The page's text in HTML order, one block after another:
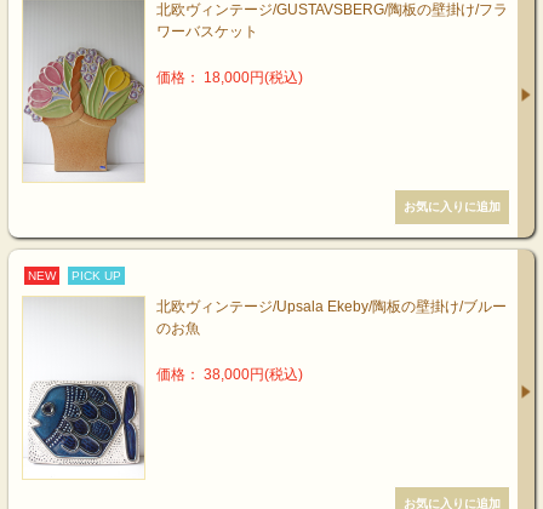
北欧ヴィンテージ/GUSTAVSBERG/陶板の壁掛け/フラ
ワーバスケット
価格： 18,000円(税込)
NEW PICK UP
北欧ヴィンテージ/Upsala Ekeby/陶板の壁掛け/ブルー
のお魚
価格： 38,000円(税込)